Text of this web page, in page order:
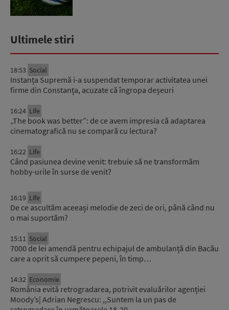
Ultimele stiri
18:53 Social
Instanța Supremă i-a suspendat temporar activitatea unei
firme din Constanța, acuzate că îngropa deșeuri
16:24 Life
„The book was better”: de ce avem impresia că adaptarea
cinematografică nu se compară cu lectura?
16:22 Life
Când pasiunea devine venit: trebuie să ne transformăm
hobby-urile în surse de venit?
16:19 Life
De ce ascultăm aceeași melodie de zeci de ori, până când nu
o mai suportăm?
15:11 Social
7000 de lei amendă pentru echipajul de ambulanță din Bacău
care a oprit să cumpere pepeni, în timp…
14:32 Economie
România evită retrogradarea, potrivit evaluărilor agenției
Moody’s| Adrian Negrescu: ,,Suntem la un pas de